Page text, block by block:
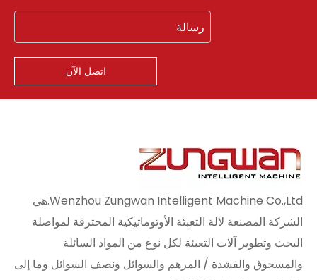
اتصل الآن
Wenzhou Zungwan Intelligent Machine Co.,Ltd.هي
الشركة المصنعة لآلة التعبئة الأوتوماتيكية المحترفة لمواصلة
البحث وتطوير آلات التعبئة لكل نوع من المواد السائلة
والمسحوق والقشدة / المرهم والسوائل ونصف السوائل وما إلى